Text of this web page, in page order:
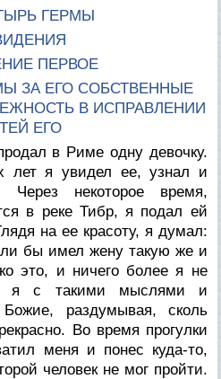
ГЕРМЫ
ПЕРВОЕ
ЗА ЕГО СОБСТВЕННЫЕ
В ИСПРАВЛЕНИИ
ЕГО
в Риме одну девочку.
лет я увидел ее, узнал и
Через некоторое время,
в реке Тибр, я подал ей
на ее красоту, я думал:
бы имел жену такую же и
это, и ничего более я не
я с такими мыслями и
Божие, раздумывая, сколь
Во время прогулки
меня и понес куда-то,
человек не мог пройти.